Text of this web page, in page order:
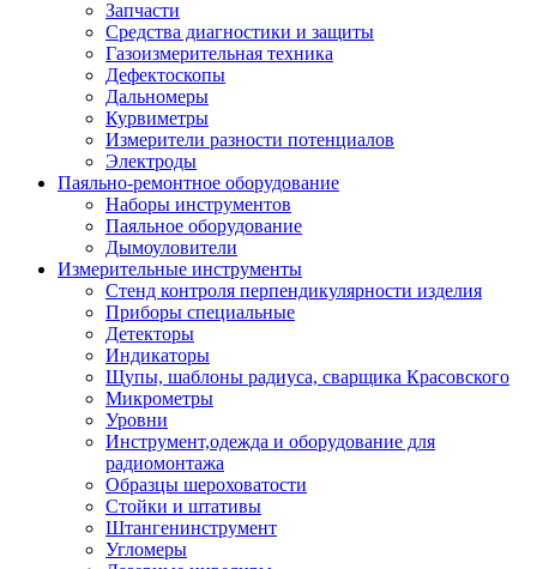
Запчасти
Средства диагностики и защиты
Газоизмерительная техника
Дефектоскопы
Дальномеры
Курвиметры
Измерители разности потенциалов
Электроды
Паяльно-ремонтное оборудование
Наборы инструментов
Паяльное оборудование
Дымоуловители
Измерительные инструменты
Стенд контроля перпендикулярности изделия
Приборы специальные
Детекторы
Индикаторы
Щупы, шаблоны радиуса, сварщика Красовского
Микрометры
Уровни
Инструмент,одежда и оборудование для
радиомонтажа
Образцы шероховатости
Стойки и штативы
Штангенинструмент
Угломеры